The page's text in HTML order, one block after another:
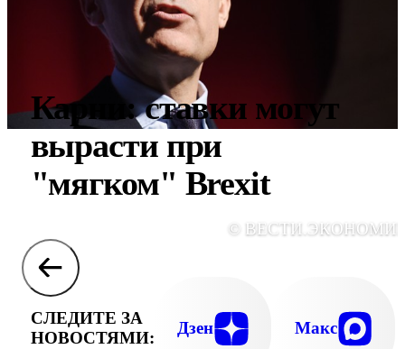
Карни: ставки могут
вырасти при
"мягком" Brexit
©
СЛЕДИТЕ ЗА
НОВОСТЯМИ:
Дзен Макс